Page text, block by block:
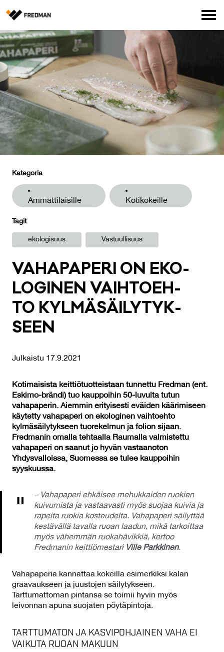
Media
Tehtaanmyymälä
Verkkokauppa ammattilaisille
Hae
English Suomi
Kategoria
Ammattilaisille Kotikokeille
Tagit
ekologisuus Vastuullisuus
VA­HA­PA­PE­RI ON EKO­
LO­GI­NEN VAIH­TOEH­
TO KYL­MÄ­SÄI­LY­TYK­
SEEN
Julkaistu 17.9.2021
Kotimaisista keittiötuotteistaan tunnettu Fredman (ent.
Eskimo-brändi) tuo kauppoihin 50-luvulta tutun
vahapaperin. Aiemmin erityisesti eväiden käärimiseen
käytetty vahapaperi on ekologinen vaihtoehto
kylmäsäilytykseen tuorekelmun ja folion sijaan.
Fredmanin omalla tehtaalla Raumalla valmistettu
vahapaperi on saanut jo hyvän vastaanoton
Yhdysvalloissa, Suomessa se tulee kauppoihin
syyskuussa.
– Vahapaperi ehkäisee mehukkaiden ruokien
kuivumista ja vastaavasti myös suojaa kuivia ja
rapeita ruokia kosteudelta. Vahapaperi säilyttää
kestävällä tavalla ruoan laadun, mikä tarkoittaa
myös vähemmän ruokahävikkiä, kertoo
Fredmanin keittiömestari Ville Parkkinen.
Vahapaperia kannattaa kokeilla esimerkiksi kalan
graavaukseen ja juustojen säilytykseen.
Tarttumattoman pintansa se toimii hyvin myös
leivonnan apuna suojaten pöytäpintoja.
TARTTUMATON JA KASVIPOHJAINEN VAHA EI
VAIKUTA RUOAN MAKUUN